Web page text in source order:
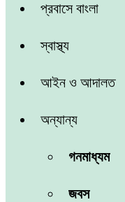
প্রবাসে বাংলা
স্বাস্থ্য
আইন ও আদালত
অন্যান্য
গনমাধ্যম
জবস